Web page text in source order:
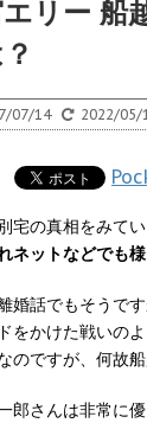
リー 船
07/14 2022/05/
宅の真相をみて
ネットなどでも
婚話でもそうで
をかけた戦いの
のですが、何故
郎さんは非常に